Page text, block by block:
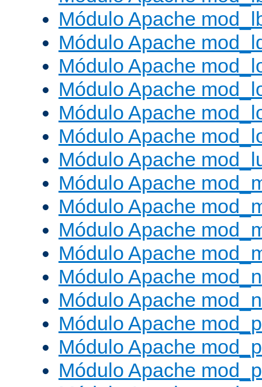
Módulo Apache
Módulo Apache
Módulo Apache
Módulo Apache
Módulo Apache
Módulo Apache
Módulo Apache
Módulo Apache
Módulo Apache
Módulo Apache
Módulo Apache
Módulo Apache
Módulo Apache
Módulo Apache
Módulo Apache
Módulo Apache